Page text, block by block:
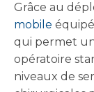
Grâce au
mobile
qui permet
opératoire
niveaux de